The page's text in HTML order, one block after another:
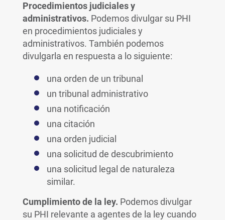
Procedimientos judiciales y
administrativos. Podemos divulgar su PHI
en procedimientos judiciales y
administrativos. También podemos
divulgarla en respuesta a lo siguiente:
una orden de un tribunal
un tribunal administrativo
una notificación
una citación
una orden judicial
una solicitud de descubrimiento
una solicitud legal de naturaleza
similar.
Cumplimiento de la ley. Podemos divulgar
su PHI relevante a agentes de la ley cuando